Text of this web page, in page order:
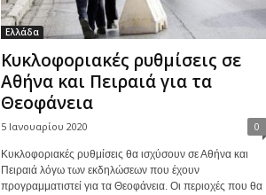
Ελλάδα
Κυκλοφοριακές ρυθμίσεις σε
Αθήνα και Πειραιά για τα
Θεοφάνεια
5 Ιανουαρίου 2020 0
Κυκλοφοριακές ρυθμίσεις θα ισχύσουν σε Αθήνα και
Πειραιά λόγω των εκδηλώσεων που έχουν
προγραμματιστεί για τα Θεοφάνεια. Οι περιοχές που θα